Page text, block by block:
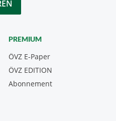
PREMIUM
ÖVZ E-Paper
Abonnement
ÖVZ EDITION